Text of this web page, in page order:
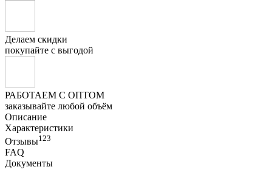
Делаем скидки
покупайте с выгодой
РАБОТАЕМ С ОПТОМ
заказывайте любой объём
Описание
Характеристики
Отзывы123
FAQ
Документы